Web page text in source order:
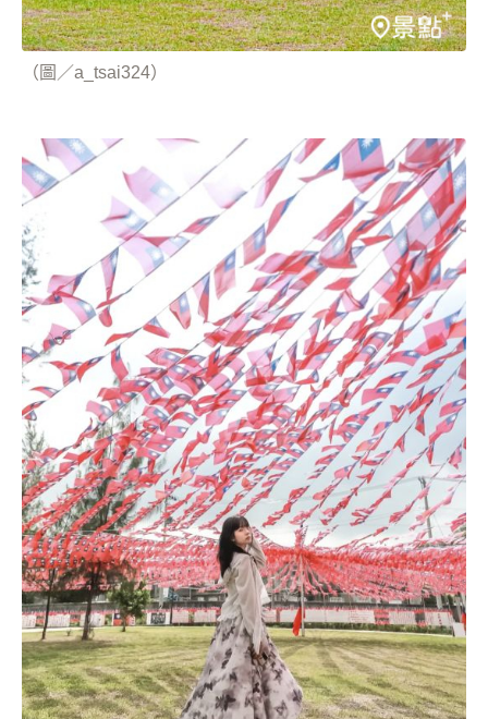
（圖／a_tsai324）